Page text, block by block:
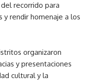
recorrido para
y rendir homenaje a los
organizaron
y presentaciones
cultural y la